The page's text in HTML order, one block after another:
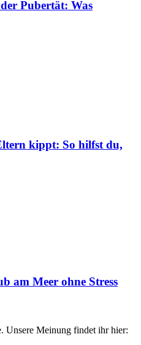
Pubertät: Was
kippt: So hilfst du,
am Meer ohne Stress
Unsere Meinung findet ihr hier: